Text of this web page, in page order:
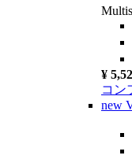
¥
コン
new